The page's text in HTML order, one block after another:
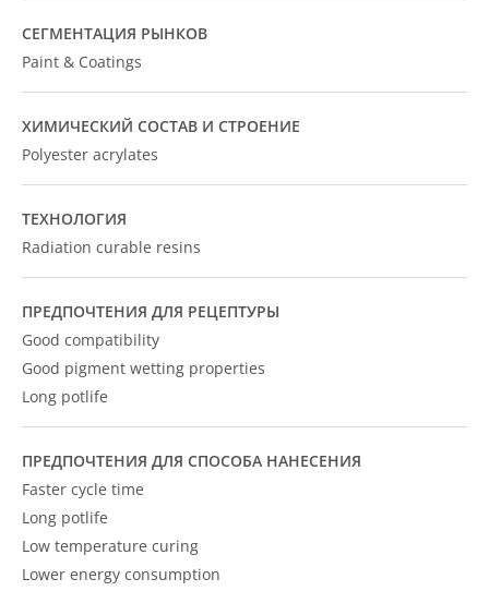
СЕГМЕНТАЦИЯ РЫНКОВ
Paint & Coatings
ХИМИЧЕСКИЙ СОСТАВ И СТРОЕНИЕ
Polyester acrylates
ТЕХНОЛОГИЯ
Radiation curable resins
ПРЕДПОЧТЕНИЯ ДЛЯ РЕЦЕПТУРЫ
Good compatibility
Good pigment wetting properties
Long potlife
ПРЕДПОЧТЕНИЯ ДЛЯ СПОСОБА НАНЕСЕНИЯ
Faster cycle time
Long potlife
Low temperature curing
Lower energy consumption